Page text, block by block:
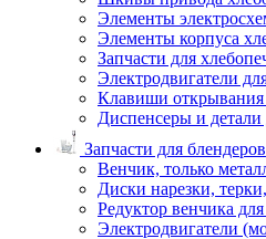
Элементы
Элементы корпуса
Запчасти для
Электродвигатели
Клавиши
Диспенсеры и детали
Запчасти для блендеров
Венчик, только
Диски нарезки,
Редуктор венчика
Электродвигатели